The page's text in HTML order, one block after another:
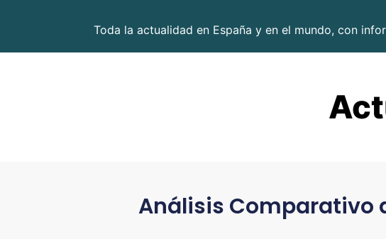
Toda la actualidad en España y en el mundo, con
Análisis Comparativo